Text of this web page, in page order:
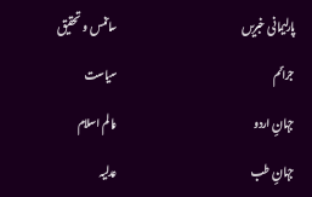
پارلیمانی خبریں
جرائم
جہانِ اردو
جہانِ طب
سائنس و تحقیق
سیاست
عالم اسلام
عدلیہ